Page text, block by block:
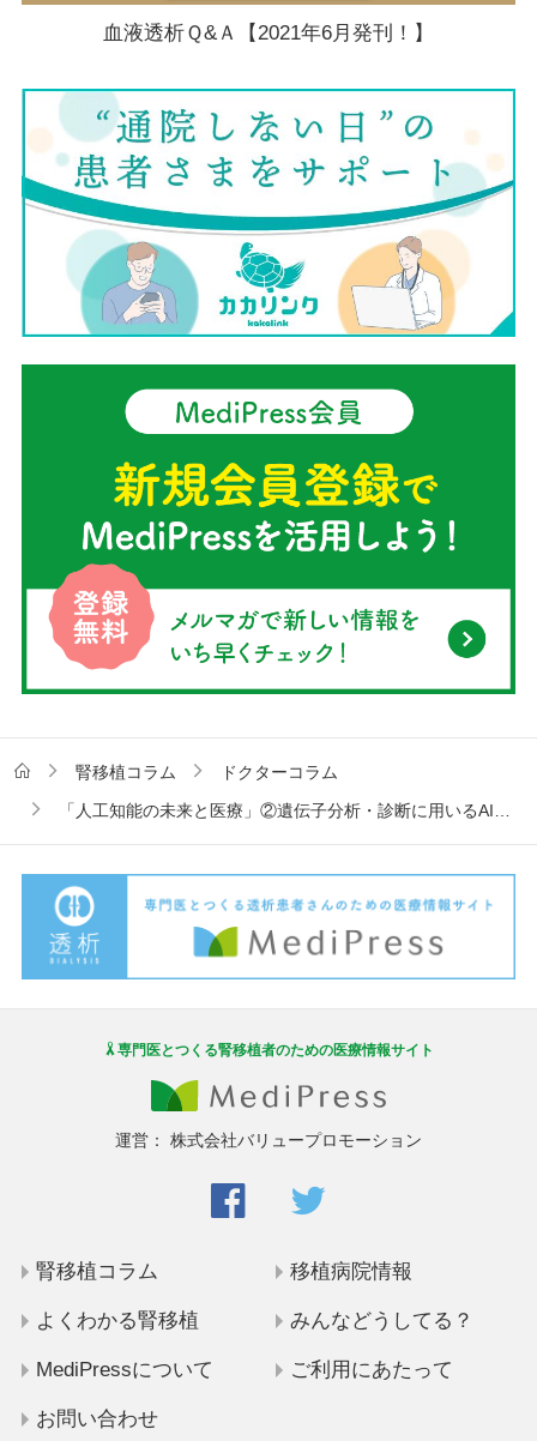
血液透析Ｑ&Ａ【2021年6月発刊！】
腎移植コラム
ドクターコラム
「人工知能の未来と医療」②遺伝子分析・診断に用いるAI 第106回 日本泌尿器科学会総会報告【1】
専門医とつくる腎移植者のための医療情報サイト
運営： 株式会社バリュープロモーション
腎移植コラム 移植病院情報
よくわかる腎移植 みんなどうしてる？
MediPressについて ご利用にあたって
お問い合わせ